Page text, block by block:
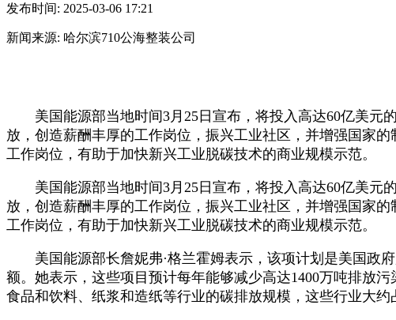
发布时间: 2025-03-06 17:21
新闻来源: 哈尔滨710公海整装公司
美国能源部当地时间3月25日宣布，将投入高达60亿美元
放，创造薪酬丰厚的工作岗位，振兴工业社区，并增强国家
工作岗位，有助于加快新兴工业脱碳技术的商业规模示范。
美国能源部当地时间3月25日宣布，将投入高达60亿美元
放，创造薪酬丰厚的工作岗位，振兴工业社区，并增强国家
工作岗位，有助于加快新兴工业脱碳技术的商业规模示范。
美国能源部长詹妮弗·格兰霍姆表示，该项计划是美国政府
额。她表示，这些项目预计每年能够减少高达1400万吨排放
食品和饮料、纸浆和造纸等行业的碳排放规模，这些行业大约